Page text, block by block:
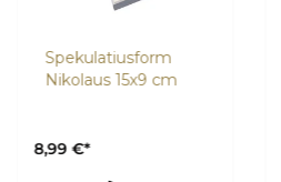
Spekulatiusform
Nikolaus 15x9 cm
8,99 €*